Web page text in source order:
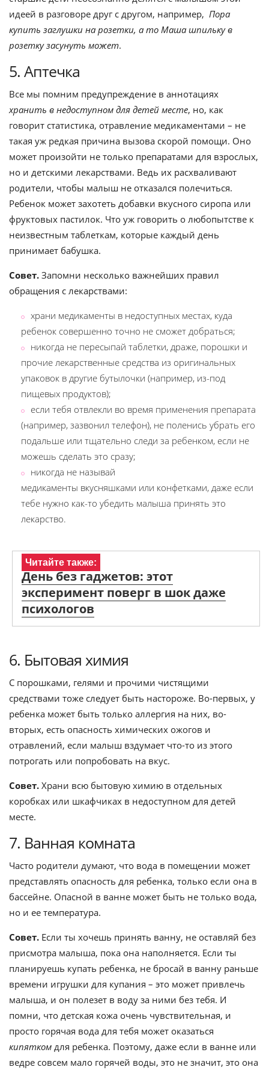
идеей в разговоре друг с другом, например, Пора
купить заглушки на розетки, а то Маша шпильку в
розетку засунуть может.
5. Аптечка
Все мы помним предупреждение в аннотациях
хранить в недоступном для детей месте, но, как
говорит статистика, отравление медикаментами – не
такая уж редкая причина вызова скорой помощи. Оно
может произойти не только препаратами для взрослых,
но и детскими лекарствами. Ведь их расхваливают
родители, чтобы малыш не отказался полечиться.
Ребенок может захотеть добавки вкусного сиропа или
фруктовых пастилок. Что уж говорить о любопытстве к
неизвестным таблеткам, которые каждый день
принимает бабушка.
Совет. Запомни несколько важнейших правил
обращения с лекарствами:
храни медикаменты в недоступных местах, куда
ребенок совершенно точно не сможет добраться;
никогда не пересыпай таблетки, драже, порошки и
прочие лекарственные средства из оригинальных
упаковок в другие бутылочки (например, из-под
пищевых продуктов);
если тебя отвлекли во время применения препарата
(например, зазвонил телефон), не поленись убрать его
подальше или тщательно следи за ребенком, если не
можешь сделать это сразу;
никогда не называй
медикаменты вкусняшками или конфетками, даже если
тебе нужно как-то убедить малыша принять это
лекарство.
Читайте также:
День без гаджетов: этот
эксперимент поверг в шок даже
психологов
6. Бытовая химия
С порошками, гелями и прочими чистящими
средствами тоже следует быть настороже. Во-первых, у
ребенка может быть только аллергия на них, во-
вторых, есть опасность химических ожогов и
отравлений, если малыш вздумает что-то из этого
потрогать или попробовать на вкус.
Совет. Храни всю бытовую химию в отдельных
коробках или шкафчиках в недоступном для детей
месте.
7. Ванная комната
Часто родители думают, что вода в помещении может
представлять опасность для ребенка, только если она в
бассейне. Опасной в ванне может быть не только вода,
но и ее температура.
Совет. Если ты хочешь принять ванну, не оставляй без
присмотра малыша, пока она наполняется. Если ты
планируешь купать ребенка, не бросай в ванну раньше
времени игрушки для купания – это может привлечь
малыша, и он полезет в воду за ними без тебя. И
помни, что детская кожа очень чувствительная, и
просто горячая вода для тебя может оказаться
кипятком для ребенка. Поэтому, даже если в ванне или
ведре совсем мало горячей воды, это не значит, это она